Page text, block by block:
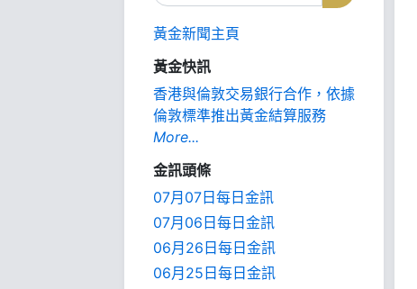
黃金新聞主頁
黃金快訊
香港與倫敦交易銀行合作，依據
倫敦標準推出黃金結算服務
More...
金訊頭條
07月07日每日金訊
07月06日每日金訊
06月26日每日金訊
06月25日每日金訊